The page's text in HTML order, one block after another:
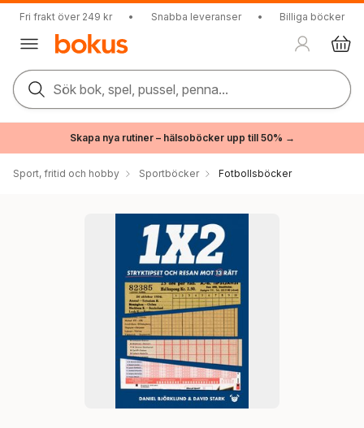
Fri frakt över 249 kr • Snabba leveranser • Billiga böcker
Sök bok, spel, pussel, penna...
Skapa nya rutiner – hälsoböcker upp till 50% →
Sport, fritid och hobby Sportböcker Fotbollsböcker